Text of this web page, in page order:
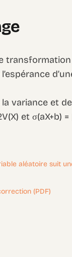
transformation
variance et de
et σ(aX+b) =
aléatoire suit
(PDF)